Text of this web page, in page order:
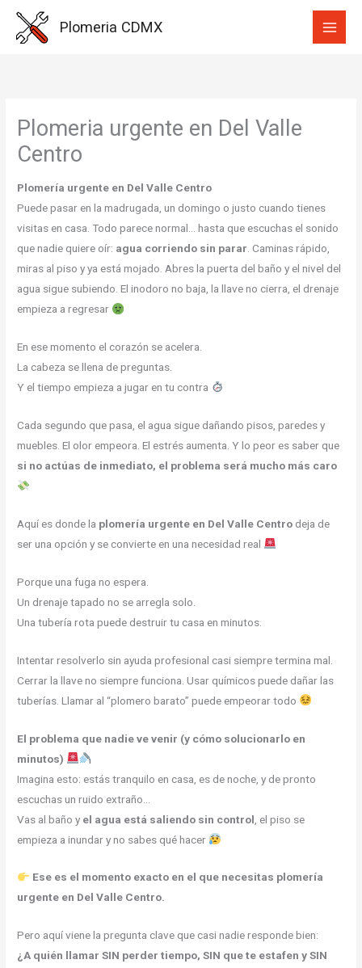
Plomeria CDMX
Plomeria urgente en Del Valle
Centro
Plomería urgente en Del Valle Centro
Puede pasar en la madrugada, un domingo o justo cuando tienes
visitas en casa. Todo parece normal… hasta que escuchas el sonido
que nadie quiere oír: agua corriendo sin parar. Caminas rápido,
miras al piso y ya está mojado. Abres la puerta del baño y el nivel del
agua sigue subiendo. El inodoro no baja, la llave no cierra, el drenaje
empieza a regresar
En ese momento el corazón se acelera.
La cabeza se llena de preguntas.
Y el tiempo empieza a jugar en tu contra
Cada segundo que pasa, el agua sigue dañando pisos, paredes y
muebles. El olor empeora. El estrés aumenta. Y lo peor es saber que
si no actúas de inmediato, el problema será mucho más caro
Aquí es donde la plomería urgente en Del Valle Centro deja de
ser una opción y se convierte en una necesidad real
Porque una fuga no espera.
Un drenaje tapado no se arregla solo.
Una tubería rota puede destruir tu casa en minutos.
Intentar resolverlo sin ayuda profesional casi siempre termina mal.
Cerrar la llave no siempre funciona. Usar químicos puede dañar las
tuberías. Llamar al “plomero barato” puede empeorar todo
El problema que nadie ve venir (y cómo solucionarlo en
minutos)
Imagina esto: estás tranquilo en casa, es de noche, y de pronto
escuchas un ruido extraño…
Vas al baño y el agua está saliendo sin control , el piso se
empieza a inundar y no sabes qué hacer
Ese es el momento exacto en el que necesitas plomería
urgente en Del Valle Centro.
Pero aquí viene la pregunta clave que casi nadie responde bien:
¿A quién llamar SIN perder tiempo, SIN que te estafen y SIN